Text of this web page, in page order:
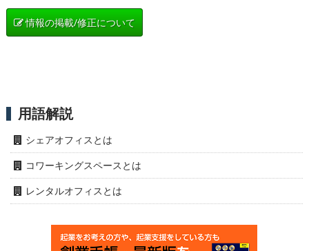
情報の掲載/修正について
用語解説
シェアオフィスとは
コワーキングスペースとは
レンタルオフィスとは